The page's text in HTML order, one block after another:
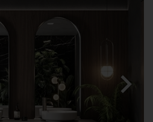
chevron_right